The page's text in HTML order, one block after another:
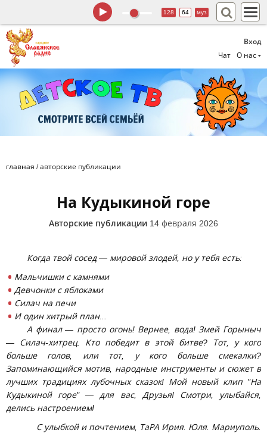
Вход
Чат
О нас
128 64 муз
главная /авторские публикации
На Кудыкиной горе
Авторские публикации 14 февраля 2026
Когда твой сосед — мировой злодей, но у тебя есть:
Мальчишки с камнями
Девчонки с яблоками
Силач на печи
И один хитрый план...
А финал — просто огонь! Вернее, вода! Змей Горыныч
— Силач-хитрец. Кто победит в этой битве? Тот, у кого
больше голов, или тот, у кого больше смекалки?
Запоминающийся мотив, народные инструменты и сюжет в
лучших традициях лубочных сказок! Мой новый клип "На
Кудыкиной горе" — для вас, Друзья! Смотри, улыбайся,
делись настроением!
С улыбкой и почтением, ТаРА Ирия. Юля. Мариуполь.